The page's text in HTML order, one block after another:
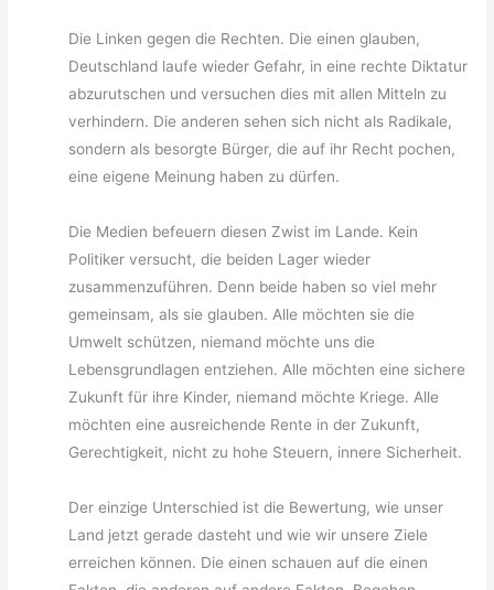
Die Linken gegen die Rechten. Die einen glauben,
Deutschland laufe wieder Gefahr, in eine rechte Diktatur
abzurutschen und versuchen dies mit allen Mitteln zu
verhindern. Die anderen sehen sich nicht als Radikale,
sondern als besorgte Bürger, die auf ihr Recht pochen,
eine eigene Meinung haben zu dürfen.
Die Medien befeuern diesen Zwist im Lande. Kein
Politiker versucht, die beiden Lager wieder
zusammenzuführen. Denn beide haben so viel mehr
gemeinsam, als sie glauben. Alle möchten sie die
Umwelt schützen, niemand möchte uns die
Lebensgrundlagen entziehen. Alle möchten eine sichere
Zukunft für ihre Kinder, niemand möchte Kriege. Alle
möchten eine ausreichende Rente in der Zukunft,
Gerechtigkeit, nicht zu hohe Steuern, innere Sicherheit.
Der einzige Unterschied ist die Bewertung, wie unser
Land jetzt gerade dasteht und wie wir unsere Ziele
erreichen können. Die einen schauen auf die einen